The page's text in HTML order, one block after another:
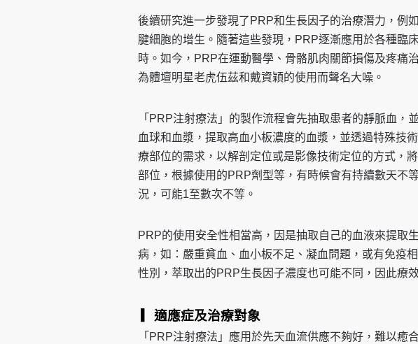
後續研究進一步發現了PRP和生長因子的治療潛力，例
腱細胞的增生。隨著這些發現，PRP逐漸應用於各種臨
時。如今，PRP在運動醫學、骨骼肌肉關節損傷及疼痛
為體壇明星老虎伍茲和戴資穎的使用而聲名大噪。
「PRP注射療法」的製作流程會先抽取患者的靜脈血，
血球和血漿，提取高血小板濃度的血漿，並透過特殊技
療部位的需求，以解剖定位或是影像技術定位的方式，
部位，根據使用的PRP劑型等，有時候會有持續數天不
況，可能1至數次不等。
PRP的使用安全性相當高，因是抽取自己的血液來提取
病，如：嚴重貧血、血小板不足、凝血問題，或有免疫
性別，萃取出的PRP生長因子濃度也可能不同，因此療
▎適應症及治療對象
「PRP注射療法」應用於先天血流供應不夠好，難以癒